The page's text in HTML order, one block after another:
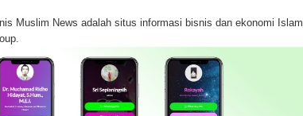
Muslim News adalah situs informasi bisnis dan ekonomi Islam